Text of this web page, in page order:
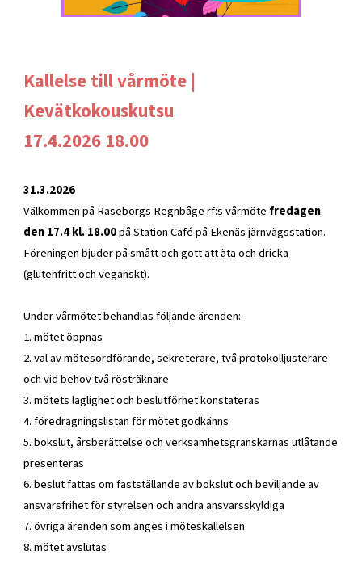
Kallelse till vårmöte |
Kevätkokouskutsu
17.4.2026 18.00
31.3.2026
Välkommen på Raseborgs Regnbåge rf:s vårmöte fredagen
den 17.4 kl. 18.00på Station Café på Ekenäs järnvägsstation.
Föreningen bjuder på smått och gott att äta och dricka
(glutenfritt och veganskt).
Under vårmötet behandlas följande ärenden:
1. mötet öppnas
2. val av mötesordförande, sekreterare, två protokolljusterare
och vid behov två rösträknare
3. mötets laglighet och beslutförhet konstateras
4. föredragningslistan för mötet godkänns
5. bokslut, årsberättelse och verksamhetsgranskarnas utlåtande
presenteras
6. beslut fattas om fastställande av bokslut och beviljande av
ansvarsfrihet för styrelsen och andra ansvarsskyldiga
7. övriga ärenden som anges i möteskallelsen
8. mötet avslutas